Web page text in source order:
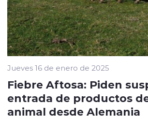
Jueves 16 de enero de 2025
Fiebre Aftosa: Piden
entrada de productos
animal desde Alemania